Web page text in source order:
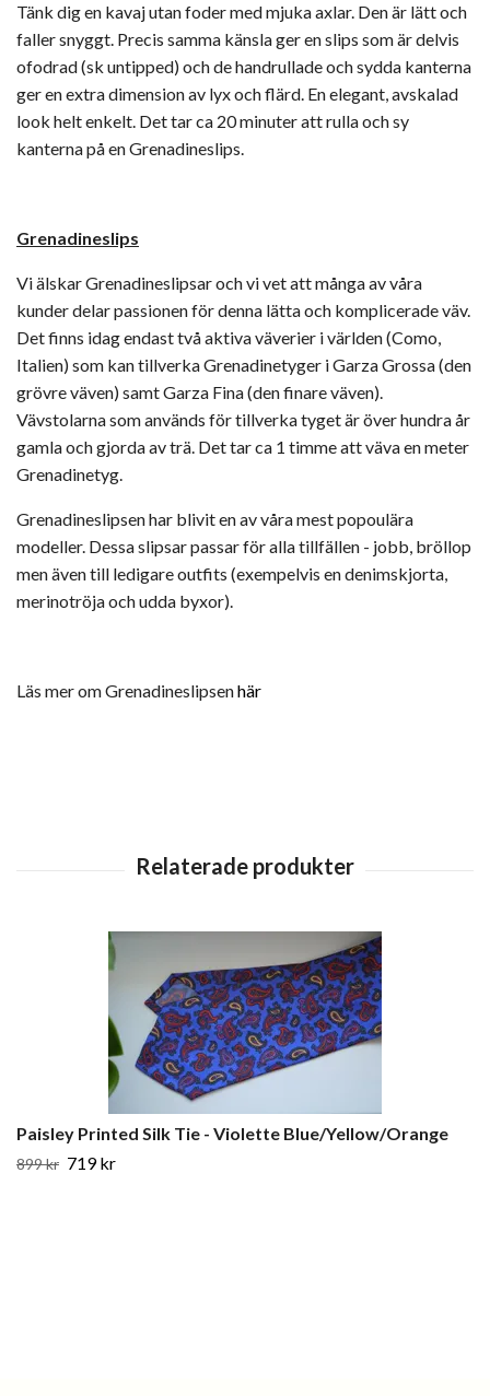
Tänk dig en kavaj utan foder med mjuka axlar. Den är lätt och
faller snyggt. Precis samma känsla ger en slips som är delvis
ofodrad (sk untipped) och de handrullade och sydda kanterna
ger en extra dimension av lyx och flärd. En elegant, avskalad
look helt enkelt. Det tar ca 20 minuter att rulla och sy
kanterna på en Grenadineslips.
Grenadineslips
Vi älskar Grenadineslipsar och vi vet att många av våra
kunder delar passionen för denna lätta och komplicerade väv.
Det finns idag endast två aktiva väverier i världen (Como,
Italien) som kan tillverka Grenadinetyger i Garza Grossa (den
grövre väven) samt Garza Fina (den finare väven).
Vävstolarna som används för tillverka tyget är över hundra år
gamla och gjorda av trä. Det tar ca 1 timme att väva en meter
Grenadinetyg.
Grenadineslipsen har blivit en av våra mest popoulära
modeller. Dessa slipsar passar för alla tillfällen - jobb, bröllop
men även till ledigare outfits (exempelvis en denimskjorta,
merinotröja och udda byxor).
Läs mer om Grenadineslipsenhär
Paisley Printed Silk Tie - Violette Blue/Yellow/Orange
899 kr 719 kr